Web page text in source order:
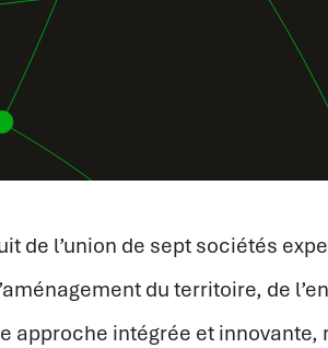
de l’union de sept sociétés
du territoire, de
approche intégrée et